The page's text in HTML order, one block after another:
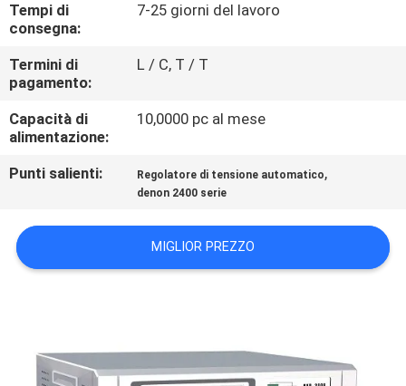
NOTIZIE
CHIEDI UN
PREVENTIVO
MAPPA
SITO
PRIVACY
Tempi di
consegna:
7-25 giorni del lavoro
Termini di
pagamento:
L / C, T / T
Capacità di
alimentazione:
10,0000 pc al mese
Punti salienti: Regolatore di tensione automatico,
denon 2400 serie
MIGLIOR PREZZO